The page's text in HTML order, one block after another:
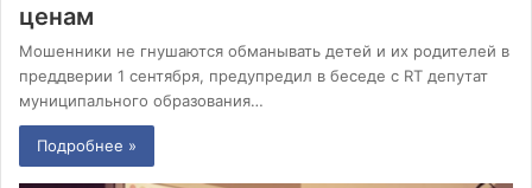
ценам
Мошенники не гнушаются обманывать детей и их родителей в
преддверии 1 сентября, предупредил в беседе с RT депутат
муниципального образования…
Подробнее »